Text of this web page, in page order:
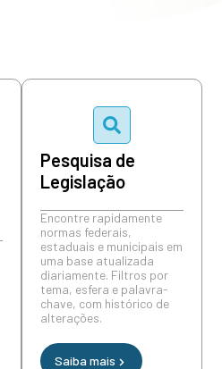
Pesquisa de
Legislação
Encontre rapidamente
normas federais,
estaduais e municipais em
uma base atualizada
diariamente. Filtros por
tema, esfera e palavra-
chave, com histórico de
alterações.
Saiba mais